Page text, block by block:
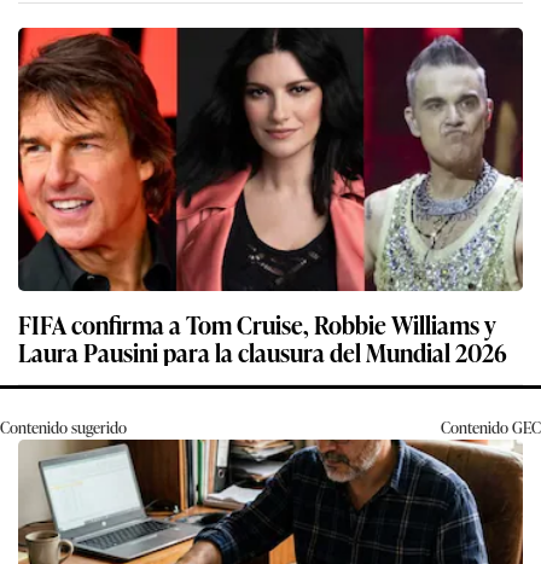
FIFA confirma a Tom Cruise, Robbie Williams y
Laura Pausini para la clausura del Mundial 2026
Contenido sugerido ContenidoGEC